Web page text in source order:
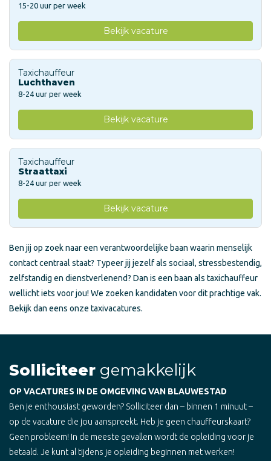
15-20 uur per week
Bekijk vacature
Taxichauffeur
Luchthaven
8-24 uur per week
Bekijk vacature
Taxichauffeur
Straattaxi
8-24 uur per week
Bekijk vacature
Ben jij op zoek naar een verantwoordelijke baan waarin menselijk
contact centraal staat? Typeer jij jezelf als sociaal, stressbestendig,
zelfstandig en dienstverlenend? Dan is een baan als taxichauffeur
wellicht iets voor jou! We zoeken kandidaten voor dit prachtige vak.
Bekijk dan eens onze taxivacatures.
Solliciteer gemakkelijk
OP VACATURES IN DE OMGEVING VAN BLAUWESTAD
Ben je enthousiast geworden? Solliciteer dan – binnen 1 minuut –
op de vacature die jou aanspreekt. Heb je geen chauffeurskaart?
Geen probleem! In de meeste gevallen wordt de opleiding voor je
betaald. Je kunt al tijdens je opleiding beginnen met werken!